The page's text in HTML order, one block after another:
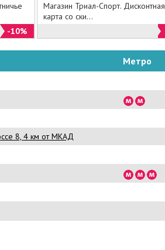
-10%
Магазин Триал-Спорт. Дисконтная
карта со ски...
Метро
8, 4 км от МКАД